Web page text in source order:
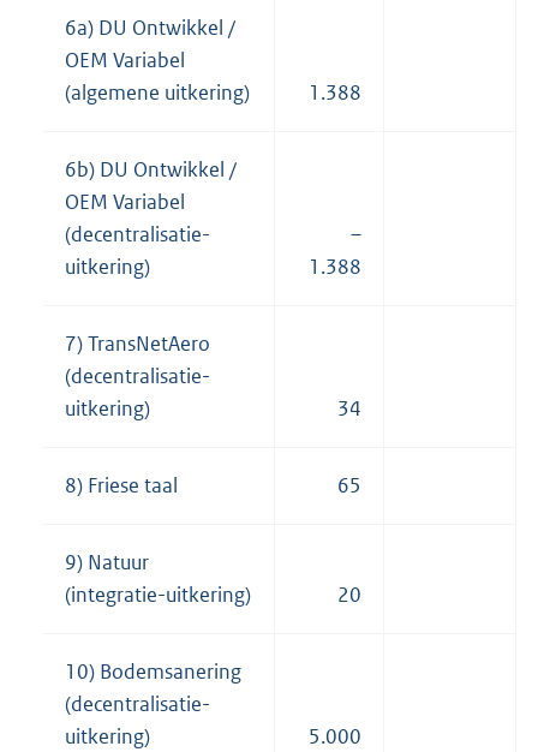
6a) DU Ontwikkel /
OEM Variabel
(algemene uitkering)
1.388
6b) DU Ontwikkel /
OEM Variabel
(decentralisatie-
uitkering)
–
1.388
7) TransNetAero
(decentralisatie-
uitkering)
34
8) Friese taal 65
9) Natuur
(integratie-uitkering)
20
10) Bodemsanering
(decentralisatie-
uitkering)
5.000